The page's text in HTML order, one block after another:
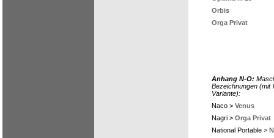
Orbis
Orga Privat
Anhang N-O:
Bezeichnungen (mit
Variante):
Naco > Venus
Nagri > Orga Privat
National Portable >